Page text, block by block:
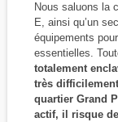
Nous saluons la
E, ainsi qu’un
équipements
essentielles.
totalement
très
quartier Grand
actif, il risque